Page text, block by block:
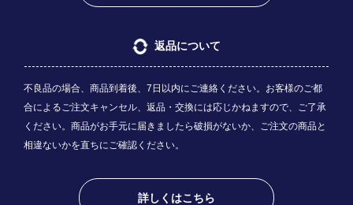
返品について
不良品の場合、商品到着後、7日以内にご連絡ください。お客様のご都
合によるご注文キャンセル、返品・交換には応じかねますので、ご了承
ください。商品がお手元に届きましたら破損がないか、ご注文の商品と
相違ないかを直ちにご確認ください。
詳しくはこちら